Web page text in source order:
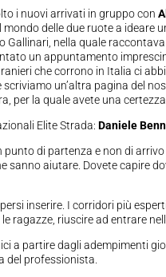
i nuovi arrivati in gruppo con
delle due ruote a ideare
Gallinari, nella quale
un appuntamento
che corrono in Italia ci
un’altra pagina del
per la quale avete una
Elite Strada:Daniele
di partenza e non di
sanno aiutare. Dovete capire
inserire. I corridori più
ragazze, riuscire ad entrare
a partire dagli adempimenti
del professionista.